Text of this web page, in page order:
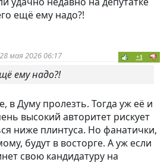
ещё ему надо?!
28 мая 2026 06:17 +1
ему надо?!
в Думу пролезть. Тогда уж её и
высокий авторитет рискует
ниже плинтуса. Но фанатички,
будут в восторге. А уж если
свою кандидатуру на